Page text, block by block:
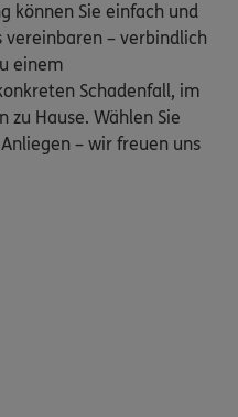
können Sie einfach und
– verbindlich
einem
Schadenfall, im
Hause. Wählen Sie
– wir freuen uns